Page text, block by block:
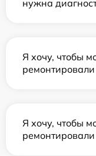
нужна
Я хочу, чтобы
Я хочу, чтобы